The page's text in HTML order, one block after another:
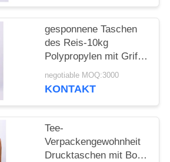
gesponnene Taschen
des Reis-10kg
Polypropylen mit Griff-
Faden-nähender
Gewohnheit gedruckt
negotiable MOQ:3000
KONTAKT
Tee-
Verpackengewohnheit
Drucktaschen mit Bopp